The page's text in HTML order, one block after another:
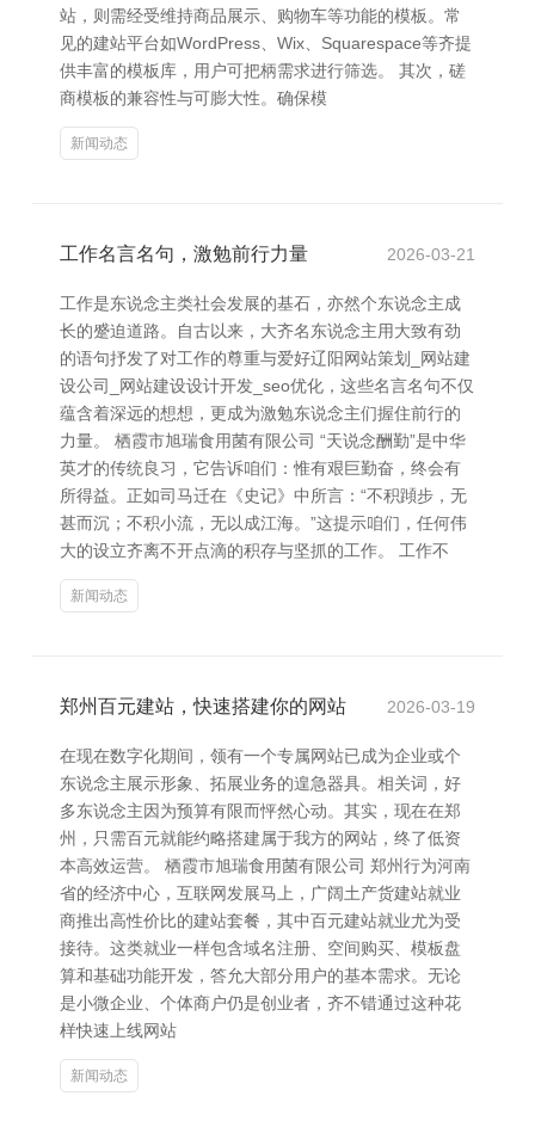
站，则需经受维持商品展示、购物车等功能的模板。常
见的建站平台如WordPress、Wix、Squarespace等齐提
供丰富的模板库，用户可把柄需求进行筛选。 其次，磋
商模板的兼容性与可膨大性。确保模
新闻动态
工作名言名句，激勉前行力量 2026-03-21
工作是东说念主类社会发展的基石，亦然个东说念主成
长的蹙迫道路。自古以来，大齐名东说念主用大致有劲
的语句抒发了对工作的尊重与爱好辽阳网站策划_网站建
设公司_网站建设设计开发_seo优化，这些名言名句不仅
蕴含着深远的想想，更成为激勉东说念主们握住前行的
力量。 栖霞市旭瑞食用菌有限公司 “天说念酬勤”是中华
英才的传统良习，它告诉咱们：惟有艰巨勤奋，终会有
所得益。正如司马迁在《史记》中所言：“不积蹞步，无
甚而沉；不积小流，无以成江海。”这提示咱们，任何伟
大的设立齐离不开点滴的积存与坚抓的工作。 工作不
新闻动态
郑州百元建站，快速搭建你的网站 2026-03-19
在现在数字化期间，领有一个专属网站已成为企业或个
东说念主展示形象、拓展业务的遑急器具。相关词，好
多东说念主因为预算有限而怦然心动。其实，现在在郑
州，只需百元就能约略搭建属于我方的网站，终了低资
本高效运营。 栖霞市旭瑞食用菌有限公司 郑州行为河南
省的经济中心，互联网发展马上，广阔土产货建站就业
商推出高性价比的建站套餐，其中百元建站就业尤为受
接待。这类就业一样包含域名注册、空间购买、模板盘
算和基础功能开发，答允大部分用户的基本需求。无论
是小微企业、个体商户仍是创业者，齐不错通过这种花
样快速上线网站
新闻动态